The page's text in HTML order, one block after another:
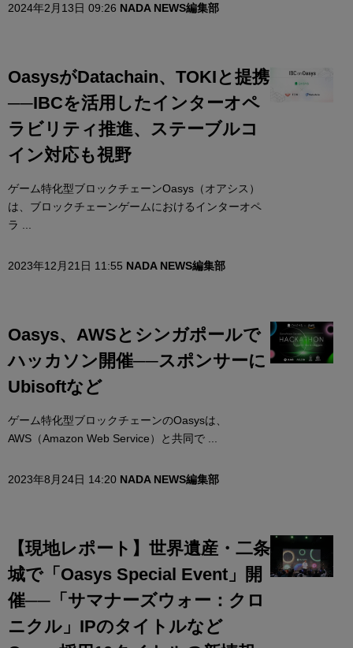
2024年2月13日 09:26 NADA NEWS編集部
OasysがDatachain、TOKIと提携
──IBCを活用したインターオペ
ラビリティ推進、ステーブルコ
イン対応も視野
ゲーム特化型ブロックチェーンOasys（オアシス）
は、ブロックチェーンゲームにおけるインターオペ
ラ ...
2023年12月21日 11:55 NADA NEWS編集部
Oasys、AWSとシンガポールで
ハッカソン開催──スポンサーに
Ubisoftなど
ゲーム特化型ブロックチェーンのOasysは、
AWS（Amazon Web Service）と共同で ...
2023年8月24日 14:20 NADA NEWS編集部
【現地レポート】世界遺産・二条
城で「Oasys Special Event」開
催──「サマナーズウォー：クロ
ニクル」IPのタイトルなど